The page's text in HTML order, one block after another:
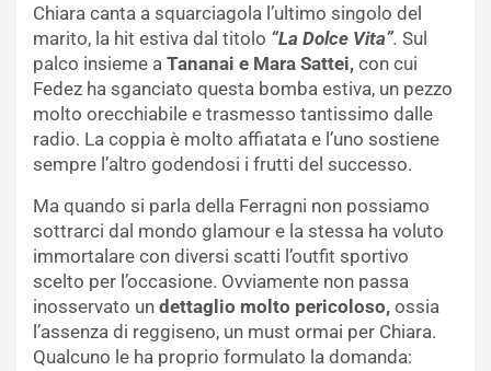
Chiara canta a squarciagola l’ultimo singolo del
marito, la hit estiva dal titolo “La Dolce Vita”. Sul
palco insieme a Tananai e Mara Sattei, con cui
Fedez ha sganciato questa bomba estiva, un pezzo
molto orecchiabile e trasmesso tantissimo dalle
radio. La coppia è molto affiatata e l’uno sostiene
sempre l’altro godendosi i frutti del successo.
Ma quando si parla della Ferragni non possiamo
sottrarci dal mondo glamour e la stessa ha voluto
immortalare con diversi scatti l’outfit sportivo
scelto per l’occasione. Ovviamente non passa
inosservato un dettaglio molto pericoloso, ossia
l’assenza di reggiseno, un must ormai per Chiara.
Qualcuno le ha proprio formulato la domanda: